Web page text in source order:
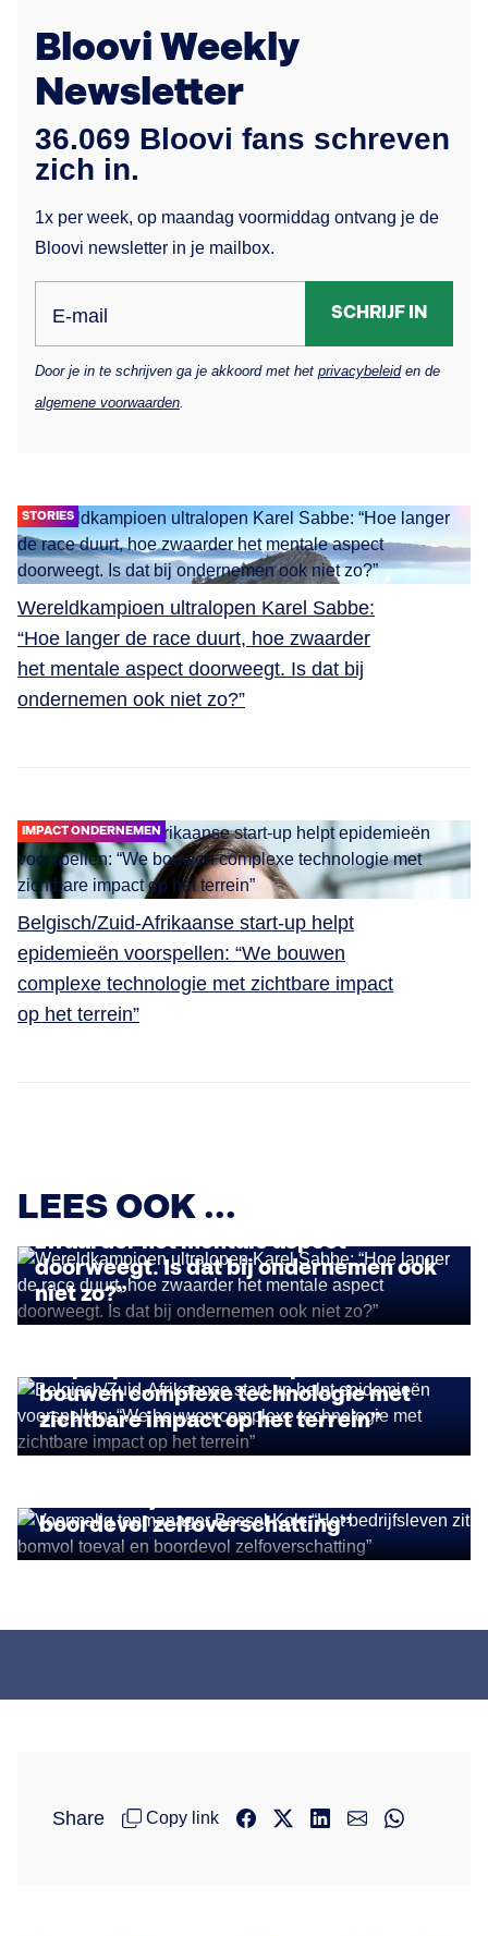
Bloovi Weekly
Newsletter
36.069 Bloovi fans schreven
zich in.
1x per week, op maandag voormiddag ontvang je de
Bloovi newsletter in je mailbox.
E-mail SCHRIJF IN
Door je in te schrijven ga je akkoord met het privacybeleiden de
algemene voorwaarden
STORIES
Wereldkampioen ultralopen Karel Sabbe:
“Hoe langer de race duurt, hoe zwaarder
het mentale aspect doorweegt. Is dat bij
ondernemen ook niet zo?”
IMPACT ONDERNEMEN
Belgisch/Zuid-Afrikaanse start-up helpt
epidemieën voorspellen: “We bouwen
complexe technologie met zichtbare impact
op het terrein”
LEES OOK ...
Wereldkampioen ultralopen Karel
Sabbe: “Hoe langer de race duurt, hoe
zwaarder het mentale aspect
doorweegt. Is dat bij ondernemen ook
niet zo?”
IMPACT ONDERNEMEN
bouwen complexe technologie met
zichtbare impact op het terrein”
STORIES
boordevol zelfoverschatting”
Share Copy link